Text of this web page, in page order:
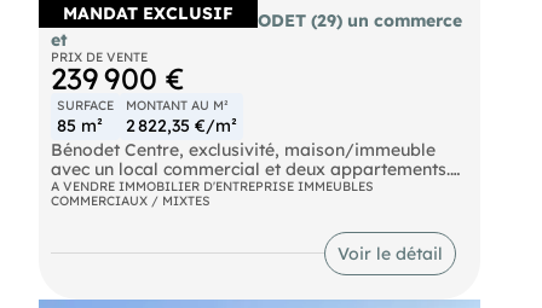
MANDAT EXCLUSIF
Immeuble à vendre BENODET (29) un commerce
et
PRIX DE VENTE
239 900 €
SURFACE
85 m²
MONTANT AU M²
2 822,35 €/m²
Bénodet Centre, exclusivité, maison/immeuble
avec un local commercial et deux appartements.
Agencement très modulable.
Le local commercial est actuellement loué pour
retraite dans un futur proche). Les deux
appartements sont vacants, libres de locataires.
A VENDRE IMMOBILIER D'ENTREPRISE IMMEUBLES
COMMERCIAUX / MIXTES
Voir le détail